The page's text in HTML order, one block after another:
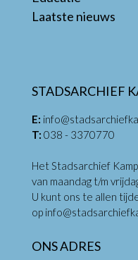
Laatste nieuws
STADSARCHIEF
E:
T: 038 - 3370770
Het Stadsarchief
van maandag t/m
U kunt ons te allen
op
ONS ADRES